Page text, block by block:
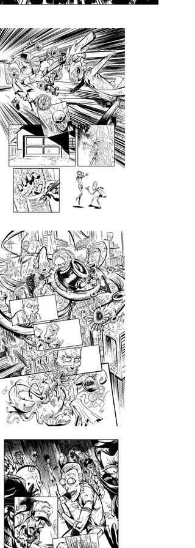
Presents: Mr. Nimbus ONI PRESS
Presents: Mr. Nimbus ONI PRESS
Presents: Mr. Nimbus ONI PRESS